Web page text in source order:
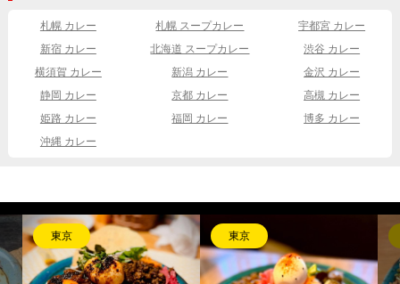
札幌 カレー 札幌 スープカレー
宇都宮 カレー
新宿 カレー
北海道 スープカレー
渋谷 カレー
横須賀 カレー
新潟 カレー
金沢 カレー
静岡 カレー
京都 カレー
高槻 カレー
姫路 カレー
福岡 カレー
博多 カレー
沖縄 カレー
東京 東京